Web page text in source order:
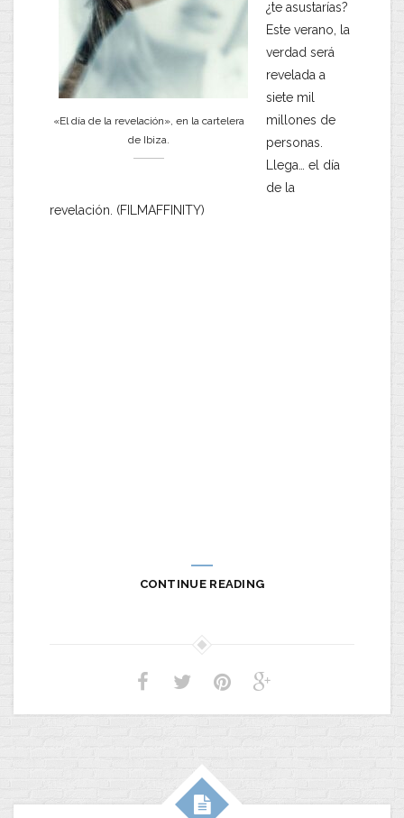
«El día de la revelación», en la cartelera
de Ibiza.
¿te asustarías?
Este verano, la
verdad será
revelada a
siete mil
millones de
personas.
Llega… el día
de la
revelación. (FILMAFFINITY)
CONTINUE READING